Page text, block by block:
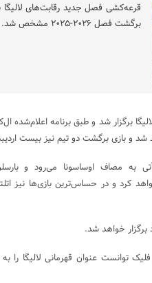
قرعه‌کشی فصل جدید رقابت‌های لالیگا
برگشت فصل ۲۰۲۶-۲۰۲۵ مشخص شد.
برگزار شد و طبق برنامه اعلام‌شده
مصاف اوساسونا می‌رود و
کرد و در حساس‌ترین بازی‌ها نیز
توانست عنوان قهرمانی لالیگا را به